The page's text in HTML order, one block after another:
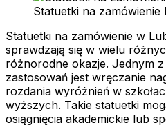
Statuetki na zamówienie
Statuetki na zamówienie w
sprawdzają się w wielu
różnorodne okazje. Jednym
zastosowań jest wręczanie
rozdania wyróżnień w
wyższych. Takie statuetki
osiągnięcia akademickie lub